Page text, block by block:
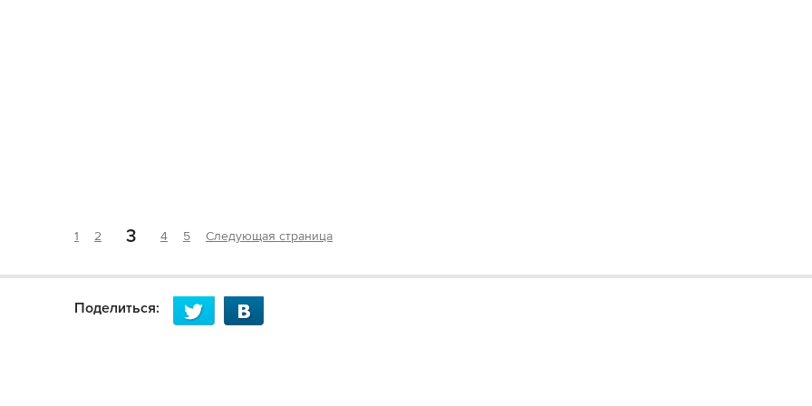
1 2 3 4 5 Следующая страница
Поделиться: